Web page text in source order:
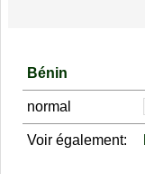
Bénin
normal
Voir également: